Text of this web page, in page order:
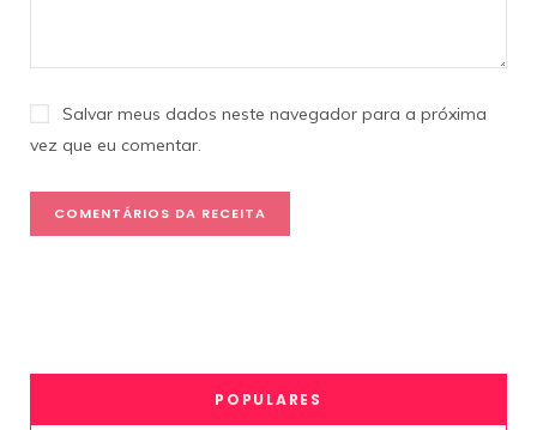
Salvar meus dados neste navegador para a próxima
vez que eu comentar.
POPULARES